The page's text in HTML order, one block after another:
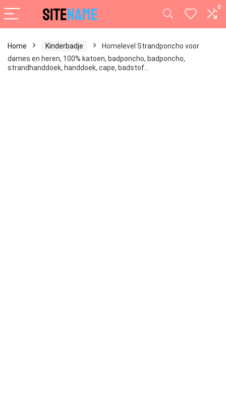
0
Home Kinderbadje
Homelevel Strandponcho voor
dames en heren, 100% katoen, badponcho, badponcho,
strandhanddoek, handdoek, cape, badstof…